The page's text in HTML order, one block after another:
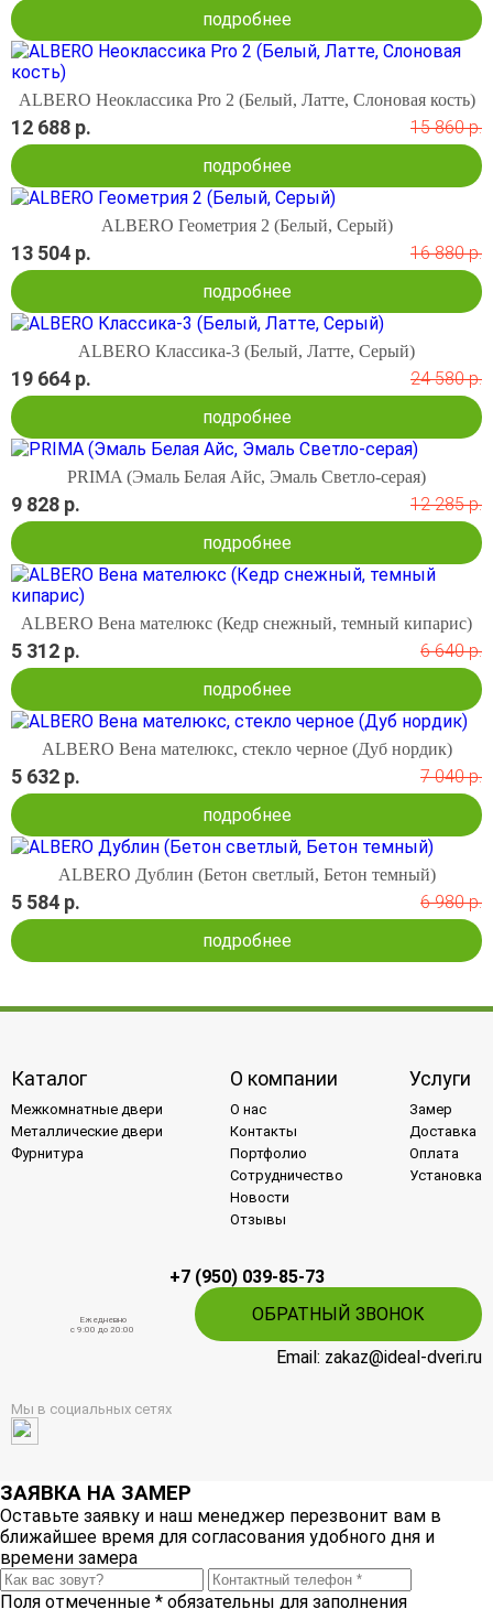
подробнее
ALBERO Неоклассика Pro 2 (Белый, Латте, Слоновая кость)
12 688 р.
15 860 р.
подробнее
ALBERO Геометрия 2 (Белый, Серый)
13 504 р.
16 880 р.
подробнее
ALBERO Классика-3 (Белый, Латте, Серый)
19 664 р.
24 580 р.
подробнее
PRIMA (Эмаль Белая Айс, Эмаль Светло-серая)
9 828 р.
12 285 р.
подробнее
ALBERO Вена мателюкс (Кедр снежный, темный кипарис)
5 312 р.
6 640 р.
подробнее
ALBERO Вена мателюкс, стекло черное (Дуб нордик)
5 632 р.
7 040 р.
подробнее
ALBERO Дублин (Бетон светлый, Бетон темный)
5 584 р.
6 980 р.
подробнее
Каталог
Межкомнатные двери
Металлические двери
Фурнитура
О компании
О нас
Контакты
Портфолио
Сотрудничество
Новости
Отзывы
Услуги
Замер
Доставка
Оплата
Установка
+7 (950) 039-85-73
Ежедневно
c 9:00 до 20:00
ОБРАТНЫЙ ЗВОНОК
Email: zakaz@ideal-dveri.ru
Мы в социальных сетях
ЗАЯВКА НА ЗАМЕР
Оставьте заявку и наш менеджер перезвонит вам в
ближайшее время для согласования удобного дня и
времени замера
Поля отмеченные * обязательны для заполнения